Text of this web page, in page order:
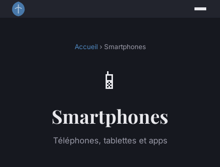
Accueil› Smartphones
📱
Smartphones
Téléphones, tablettes et apps